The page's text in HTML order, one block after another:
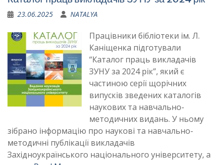
23.06.2025 NATALYA
Працівники бібліотеки ім. Л.
Каніщенка підготували
“Каталог праць викладачів
ЗУНУ за 2024 рік”, який є
частиною серії щорічних
випусків зведених каталогів
наукових та навчально-
методичних видань. У ньому
зібрано інформацію про наукові та навчально-
методичні публікації викладачів
Західноукраїнського національного університету, а